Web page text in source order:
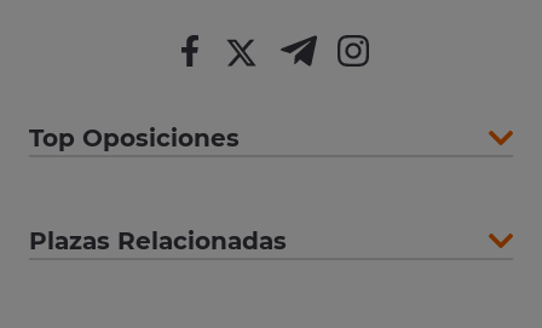
Top Oposiciones
Plazas Relacionadas